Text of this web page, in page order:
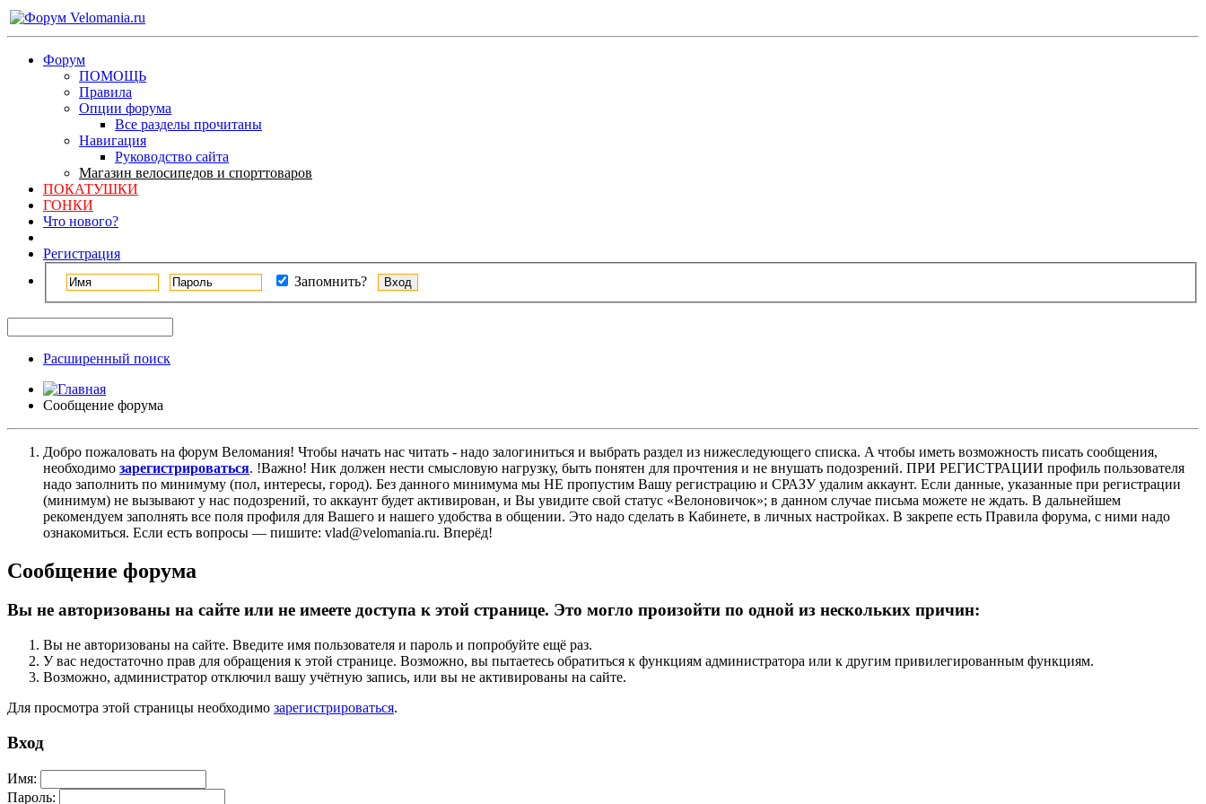
Форум
ПОМОЩЬ
Правила
Опции форума
Все разделы прочитаны
Навигация
Руководство сайта
Магазин велосипедов и спорттоваров
ПОКАТУШКИ
ГОНКИ
Что нового?
Регистрация
Запомнить?
Расширенный поиск
Сообщение форума
Добро пожаловать на форум Веломания! Чтобы начать нас читать - надо залогиниться и выбрать раздел из нижеследующего списка. A чтобы иметь возможность писать сообщения,
необходимо зарегистрироваться. !Важно! Ник должен нести смысловую нагрузку, быть понятен для прочтения и не внушать подозрений. ПРИ РЕГИСТРАЦИИ профиль пользователя
надо заполнить по минимуму (пол, интересы, город). Без данного минимума мы НЕ пропустим Вашу регистрацию и СРАЗУ удалим аккаунт. Если данные, указанные при регистрации
(минимум) не вызывают у нас подозрений, то аккаунт будет активирован, и Вы увидите свой статус «Велоновичок»; в данном случае письма можете не ждать. В дальнейшем
рекомендуем заполнять все поля профиля для Вашего и нашего удобства в общении. Это надо сделать в Кабинете, в личных настройках. В закрепе есть Правила форума, с ними надо
ознакомиться. Если есть вопросы — пишите: vlad@velomania.ru. Вперёд!
Сообщение форума
Вы не авторизованы на сайте или не имеете доступа к этой странице. Это могло произойти по одной из нескольких причин:
Вы не авторизованы на сайте. Введите имя пользователя и пароль и попробуйте ещё раз.
У вас недостаточно прав для обращения к этой странице. Возможно, вы пытаетесь обратиться к функциям администратора или к другим привилегированным функциям.
Возможно, администратор отключил вашу учётную запись, или вы не активированы на сайте.
Для просмотра этой страницы необходимо зарегистрироваться.
Вход
Имя:
Пароль: